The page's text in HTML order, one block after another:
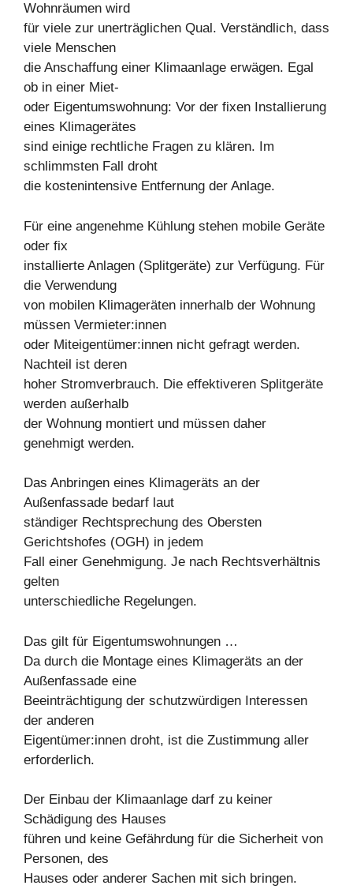
Wohnräumen wird
für viele zur unerträglichen Qual. Verständlich, dass
viele Menschen
die Anschaffung einer Klimaanlage erwägen. Egal
ob in einer Miet-
oder Eigentumswohnung: Vor der fixen Installierung
eines Klimagerätes
sind einige rechtliche Fragen zu klären. Im
schlimmsten Fall droht
die kostenintensive Entfernung der Anlage.
Für eine angenehme Kühlung stehen mobile Geräte
oder fix
installierte Anlagen (Splitgeräte) zur Verfügung. Für
die Verwendung
von mobilen Klimageräten innerhalb der Wohnung
müssen Vermieter:innen
oder Miteigentümer:innen nicht gefragt werden.
Nachteil ist deren
hoher Stromverbrauch. Die effektiveren Splitgeräte
werden außerhalb
der Wohnung montiert und müssen daher
genehmigt werden.
Das Anbringen eines Klimageräts an der
Außenfassade bedarf laut
ständiger Rechtsprechung des Obersten
Gerichtshofes (OGH) in jedem
Fall einer Genehmigung. Je nach Rechtsverhältnis
gelten
unterschiedliche Regelungen.
Das gilt für Eigentumswohnungen …
Da durch die Montage eines Klimageräts an der
Außenfassade eine
Beeinträchtigung der schutzwürdigen Interessen
der anderen
Eigentümer:innen droht, ist die Zustimmung aller
erforderlich.
Der Einbau der Klimaanlage darf zu keiner
Schädigung des Hauses
führen und keine Gefährdung für die Sicherheit von
Personen, des
Hauses oder anderer Sachen mit sich bringen.